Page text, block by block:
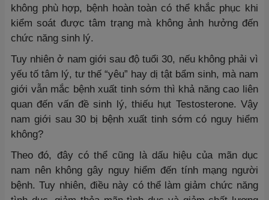
không phù hợp, bệnh hoàn toàn có thể khắc phục khi
kiểm soát được tâm trạng mà không ảnh hưởng đến
chức năng sinh lý.
Tuy nhiên ở nam giới sau độ tuổi 30, nếu không phải vì
yếu tố tâm lý, tư thế “yêu” hay dị tật bẩm sinh, mà nam
giới vẫn mắc bệnh xuất tinh sớm thì khả năng cao liên
quan đến vấn đề sinh lý, thiếu hụt Testosterone. Vậy
nam giới sau 30 bị bệnh xuất tinh sớm có nguy hiểm
không?
Theo đó, đây có thể cũng là dấu hiệu của mãn dục
nam nên không gây nguy hiểm đến tính mạng người
bệnh. Tuy nhiên, điều này có thể làm giảm chức năng